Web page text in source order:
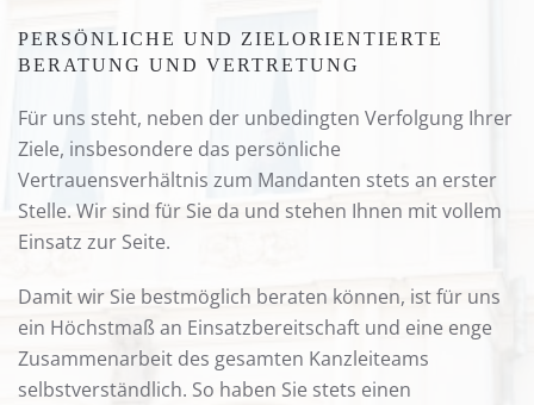
PERSÖNLICHE UND ZIELORIENTIERTE
BERATUNG UND VERTRETUNG
Für uns steht, neben der unbedingten Verfolgung Ihrer
Ziele, insbesondere das persönliche
Vertrauensverhältnis zum Mandanten stets an erster
Stelle. Wir sind für Sie da und stehen Ihnen mit vollem
Einsatz zur Seite.
Damit wir Sie bestmöglich beraten können, ist für uns
ein Höchstmaß an Einsatzbereitschaft und eine enge
Zusammenarbeit des gesamten Kanzleiteams
selbstverständlich. So haben Sie stets einen